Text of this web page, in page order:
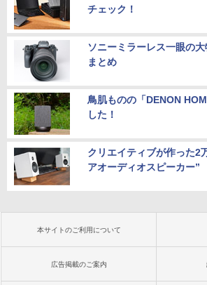
チェック！
ソニーミラーレス一眼の
まとめ
鳥肌ものの「DENON
した！
クリエイティブが作った2
アオーディオスピーカー”
本サイトのご利用について
広告掲載のご案内